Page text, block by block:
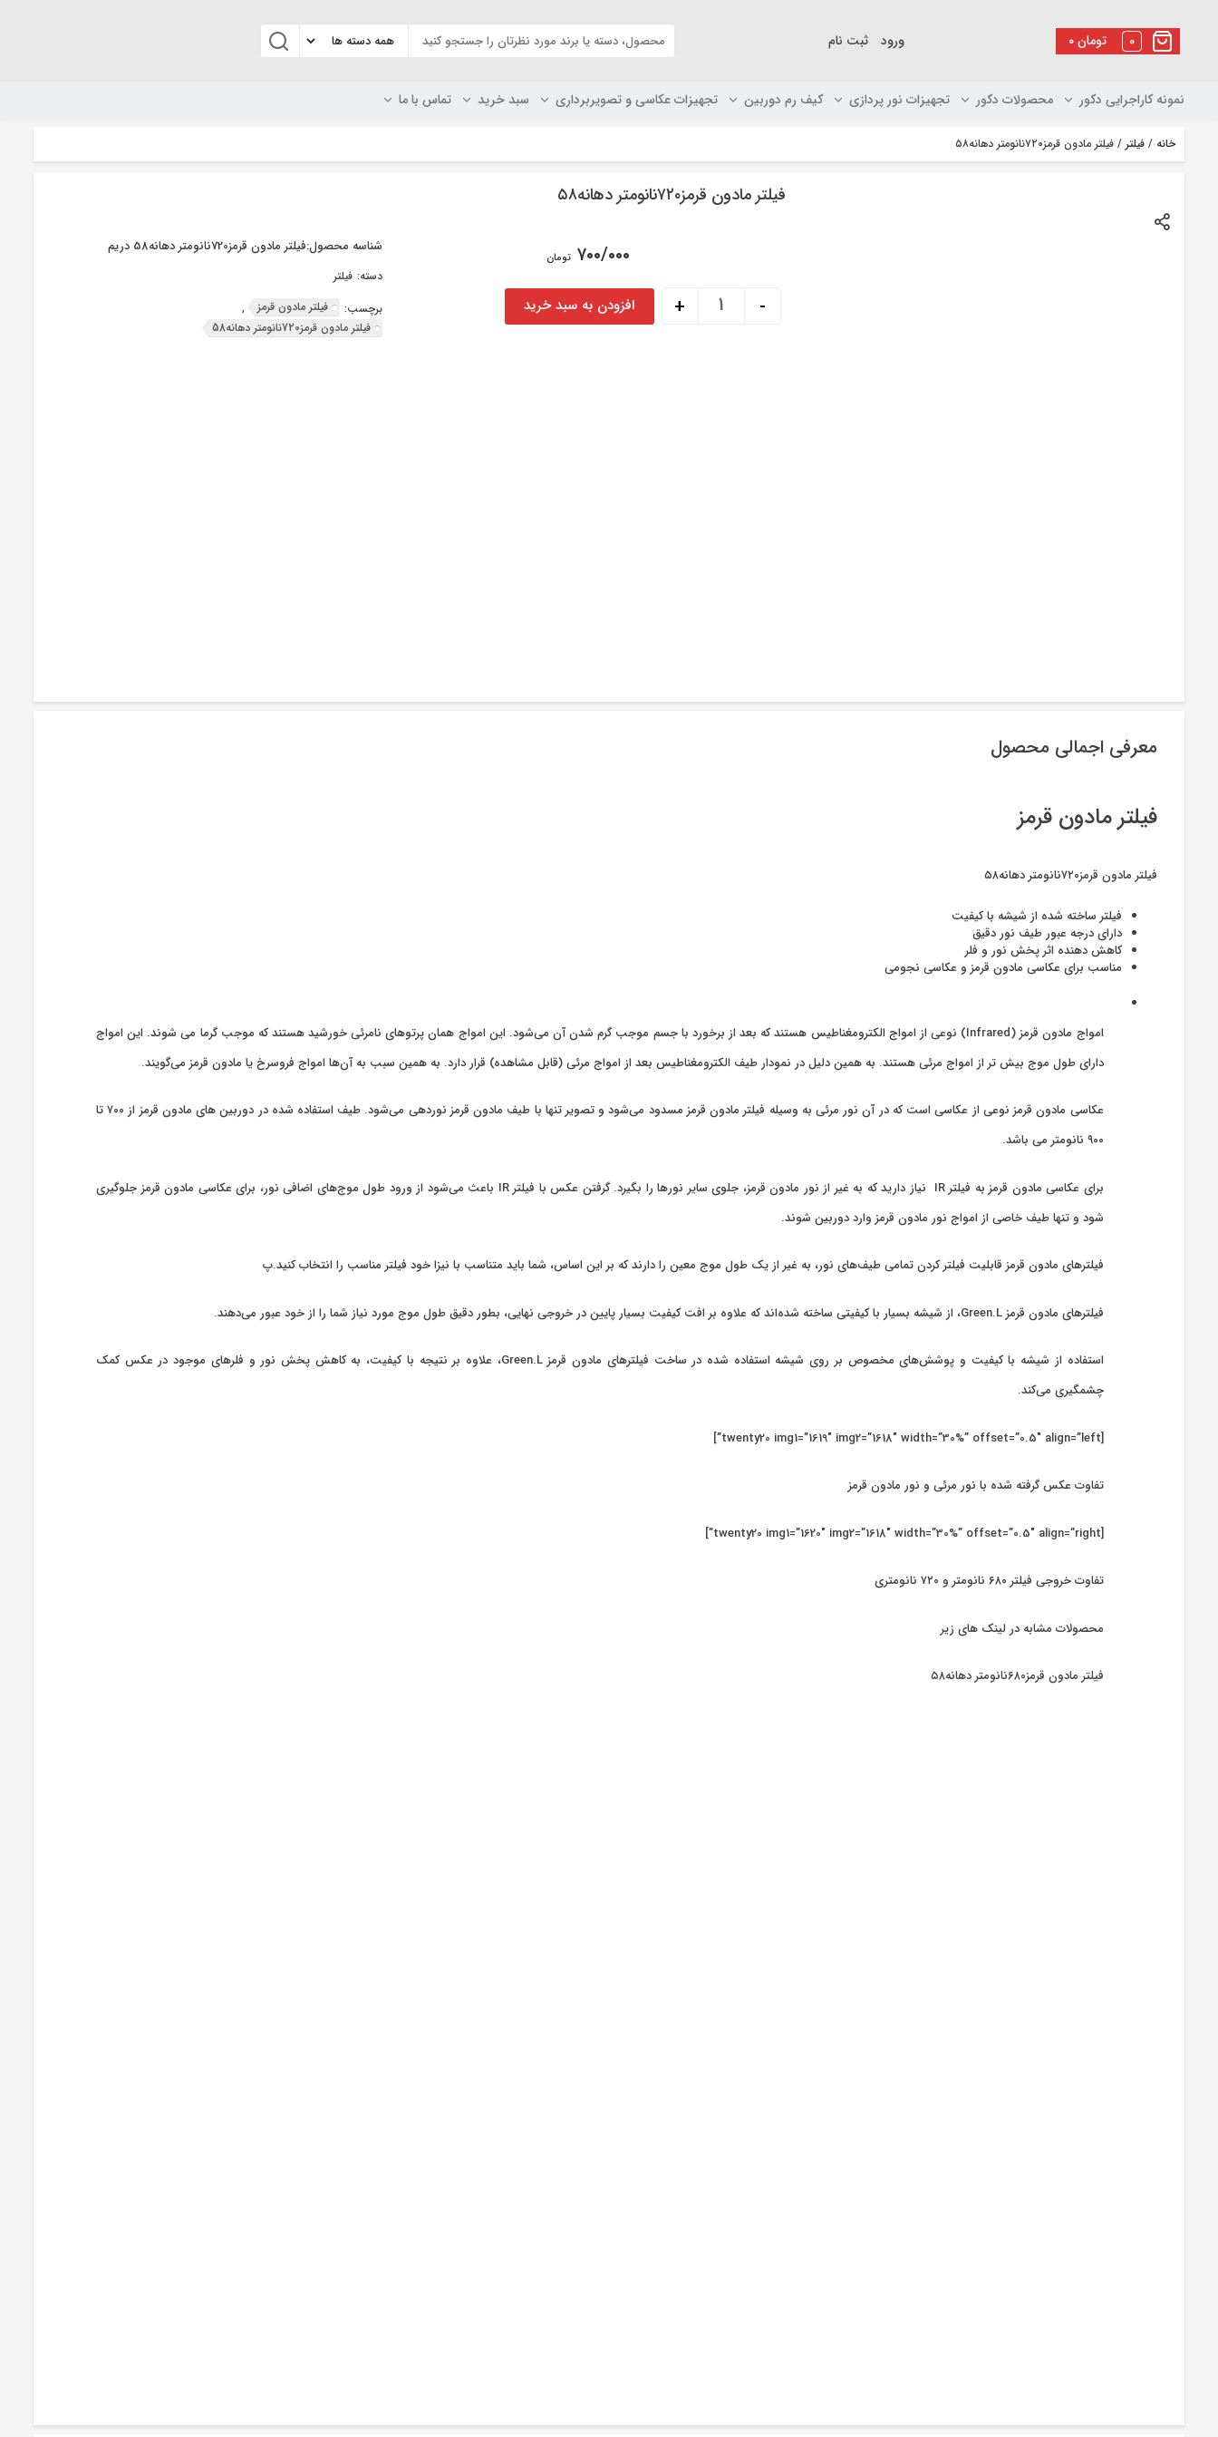
۰تومان 0 ورود ثبت نام
نمونه کاراجرایی دکور محصولات دکور تجهیزات نور پردازی کیف رم دوربین تجهیزات عکاسی و تصویربرداری سبد خرید تماس با ما
خانه / فیلتر / فیلتر مادون قرمز۷۲۰نانومتر دهانه۵۸
فیلتر مادون قرمز۷۲۰نانومتر دهانه۵۸
۷۰۰/۰۰۰ تومان
فیلتر مادون قرمز720نانومتر دهانه58 عدد
-
+ افزودن به سبد خرید
شناسه محصول:فیلتر مادون قرمز720نانومتر دهانه58 دریم
دسته: فیلتر
برچسب:
فیلتر مادون قرمز
,
فیلتر مادون قرمز720نانومتر دهانه58
معرفی اجمالی محصول
فیلتر مادون قرمز
فیلتر مادون قرمز۷۲۰نانومتر دهانه۵۸
فیلتر ساخته شده از شیشه با کیفیت
دارای درجه عبور طیف نور دقیق
کاهش دهنده اثر پخش نور و فلر
مناسب برای عکاسی مادون قرمز و عکاسی نجومی
امواج مادون قرمز (Infrared) نوعی از امواج الکترومغناطیس هستند که بعد از برخورد با جسم موجب گرم شدن آن می‌شود. این امواج همان پرتوهای نامرئی خورشید هستند که موجب گرما می شوند. این امواج
دارای طول موج بیش تر از امواج مرئی هستند. به همین دلیل در نمودار طیف الکترومغناطیس بعد از امواج مرئی (قابل مشاهده) قرار دارد. به همین سبب به آن‌ها امواج فروسرخ یا مادون قرمز می‌گویند.
عکاسی مادون قرمز نوعی از عکاسی است که در آن نور مرئی به وسیله فیلتر مادون قرمز مسدود می‌شود و تصویر تنها با طیف مادون قرمز نوردهی می‌شود. طیف استفاده شده در دوربین های مادون قرمز از ۷۰۰ تا
۹۰۰ نانومتر می باشد.
برای عکاسی مادون قرمز به فیلتر IR نیاز دارید که به غیر از نور مادون قرمز، جلوی سایر نورها را بگیرد. گرفتن عکس با فیلتر IR باعث می‌شود از ورود طول موج‌‌های اضافی نور، برای عکاسی مادون قرمز جلوگیری
شود و تنها طیف خاصی از امواج نور مادون قرمز وارد دوربین شوند.
فیلترهای مادون قرمز قابلیت فیلتر کردن تمامی طیف‌های نور، به غیر از یک طول موج معین را دارند که بر این اساس، شما باید متناسب با نیزا خود فیلتر مناسب را انتخاب کنید.پ
فیلترهای مادون قرمز Green.L، از شیشه بسیار با کیفیتی ساخته شده‌اند که علاوه بر افت کیفیت بسیار پایین در خروجی نهایی، بطور دقیق طول موج مورد نیاز شما را از خود عبور می‌دهند.
استفاده از شیشه با کیفیت و پوشش‌های مخصوص بر روی شیشه استفاده شده در ساخت فیلترهای مادون قرمز Green.L، علاوه بر نتیجه با کیفیت، به کاهش پخش نور و فلر‌های موجود در عکس کمک
چشمگیری می‌کند.
[twenty20 img1=”1619″ img2=”1618″ width=”30%” offset=”0.5″ align=”left”]
تفاوت عکس گرفته شده با نور مرئی و نور مادون قرمز
[twenty20 img1=”1620″ img2=”1618″ width=”30%” offset=”0.5″ align=”right”]
تفاوت خروجی فیلتر ۶۸۰ نانومتر و ۷۲۰ نانومتری
محصولات مشابه در لینک های زیر
فیلتر مادون قرمز۶۸۰نانومتر دهانه۵۸